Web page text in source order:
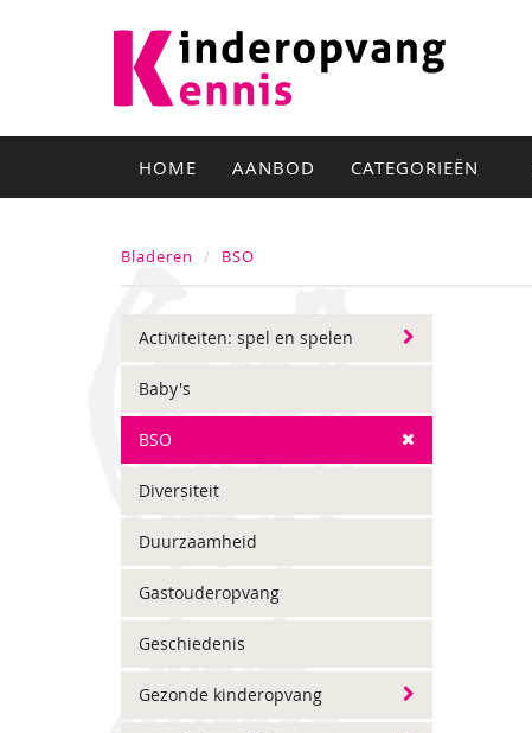
HOME AANBOD CATEGORIEËN
Bladeren BSO
Activiteiten: spel en spelen
Baby's
BSO
Diversiteit
Duurzaamheid
Gastouderopvang
Geschiedenis
Gezonde kinderopvang